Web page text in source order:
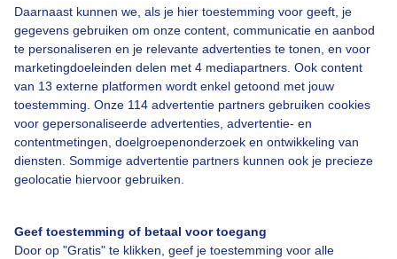
Daarnaast kunnen we, als je hier toestemming voor geeft, je
gegevens gebruiken om onze content, communicatie en aanbod
te personaliseren en je relevante advertenties te tonen, en voor
marketingdoeleinden delen met 4 mediapartners. Ook content
van 13 externe platformen wordt enkel getoond met jouw
toestemming. Onze 114 advertentie partners gebruiken cookies
voor gepersonaliseerde advertenties, advertentie- en
contentmetingen, doelgroepenonderzoek en ontwikkeling van
diensten. Sommige advertentie partners kunnen ook je precieze
geolocatie hiervoor gebruiken.
Geef toestemming of betaal voor toegang
Door op "Gratis" te klikken, geef je toestemming voor alle
Over Buienradar
Bedrijfsgegevens
Veelgestelde vragen
Contact
Gebruikersvoorwaarden